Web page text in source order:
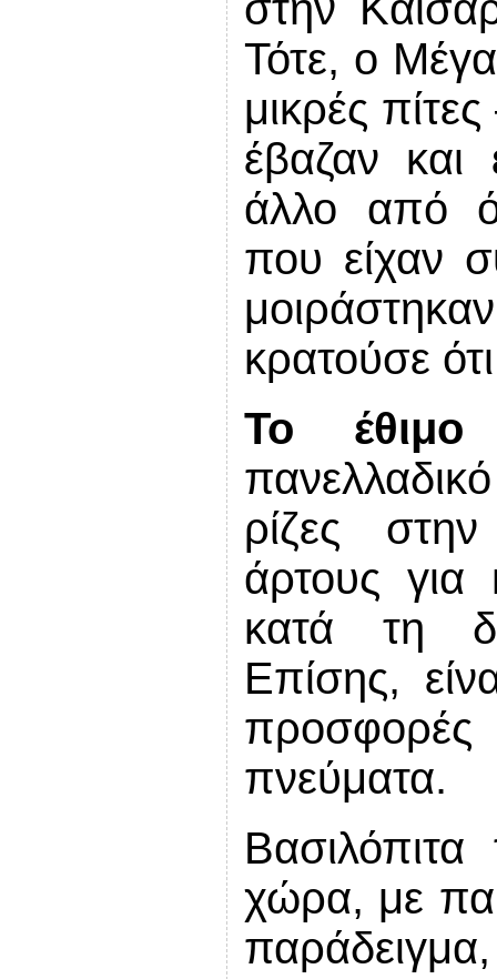
Τότε, ο
μικρές
έβαζαν
άλλο από
που είχαν
κρατούσε
Το έθιμο
ρίζες στην
άρτους για
κατά τη
Επίσης,
προσφορές
πνεύματα.
χώρα, με